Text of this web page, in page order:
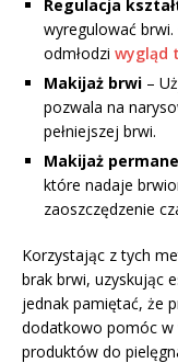
Regulacja
wyregulować
odmłodzi wygląd
Makijaż brwi –
pozwala na
pełniejszej brwi.
Makijaż
które nadaje
zaoszczędzenie
Korzystając z tych
brak brwi, uzyskując
jednak pamiętać, że
dodatkowo pomóc w
produktów do